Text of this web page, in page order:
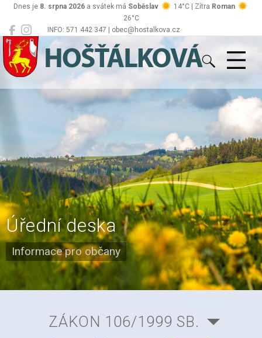
INFO: 571 442 347 | obec@hostalkova.cz
Dnes je 8. srpna 2026 a svátek má Soběslav 14°C | Zítra Roman
26°C
Hošťálková
Úřední deska
Informace pro občany
ZÁKON 106/1999 SB.